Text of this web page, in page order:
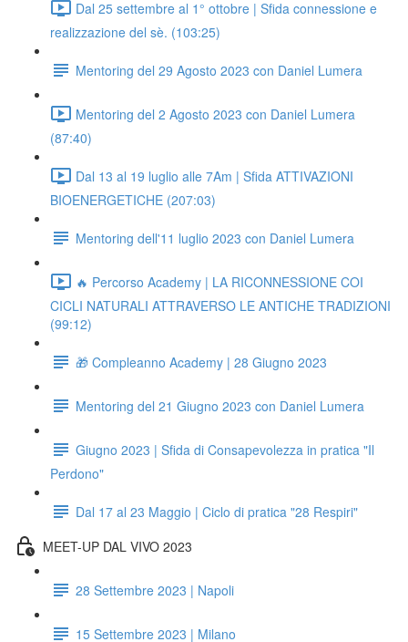
Dal 25 settembre al 1° ottobre | Sfida connessione e
realizzazione del sè. (103:25)
Mentoring del 29 Agosto 2023 con Daniel Lumera
Mentoring del 2 Agosto 2023 con Daniel Lumera
(87:40)
Dal 13 al 19 luglio alle 7Am | Sfida ATTIVAZIONI
BIOENERGETICHE (207:03)
Mentoring dell'11 luglio 2023 con Daniel Lumera
🔥 Percorso Academy | LA RICONNESSIONE COI
CICLI NATURALI ATTRAVERSO LE ANTICHE TRADIZIONI
(99:12)
🎁 Compleanno Academy | 28 Giugno 2023
Mentoring del 21 Giugno 2023 con Daniel Lumera
Giugno 2023 | Sfida di Consapevolezza in pratica "Il
Perdono"
Dal 17 al 23 Maggio | Ciclo di pratica "28 Respiri"
MEET-UP DAL VIVO 2023
28 Settembre 2023 | Napoli
15 Settembre 2023 | Milano